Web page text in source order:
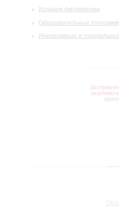
Издания филармонии
Образовательные
Инклюзивные и
Об